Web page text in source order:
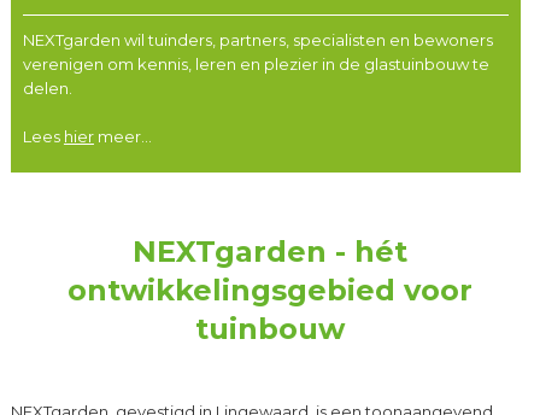
NEXTgarden wil tuinders, partners, specialisten en bewoners
verenigen om kennis, leren en plezier in de glastuinbouw te
delen.
Lees hiermeer...
NEXTgarden - hét
ontwikkelingsgebied voor
tuinbouw